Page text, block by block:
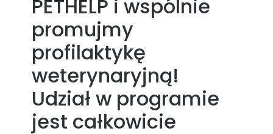
PETHELP i wspólnie
promujmy
profilaktykę
weterynaryjną!
Udział w programie
jest całkowicie